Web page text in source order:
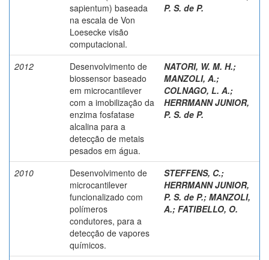
sapientum) baseada
na escala de Von
Loesecke visão
computacional.
P. S. de P.
2012
Desenvolvimento de
biossensor baseado
em microcantilever
com a imobilização da
enzima fosfatase
alcalina para a
detecção de metais
pesados em água.
NATORI, W. M. H.;
MANZOLI, A.;
COLNAGO, L. A.;
HERRMANN JUNIOR,
P. S. de P.
2010
Desenvolvimento de
microcantilever
funcionalizado com
polímeros
condutores, para a
detecção de vapores
químicos.
STEFFENS, C.;
HERRMANN JUNIOR,
P. S. de P.; MANZOLI,
A.; FATIBELLO, O.